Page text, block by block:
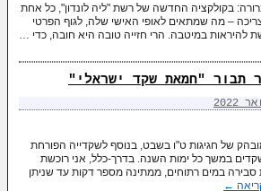
בקולקציה החדשה של רשת "ליה לונדון", כל אחת
– מה שמתאים לאופי האישי שלה, לגוף הפרטי
להיראות במיטבה. הרי חזייה טובה היא חובה, כדי …
תבור "חמאת שקד ישראלי"
של חגיגות ט"ו בשבט, בנוסף לשקדייה הפורחת
במשך כל ימות השנה. בדרך-כלל, אני רוכשת
במים רתוחים, ממתינה מספר דקות עד שניתן
←